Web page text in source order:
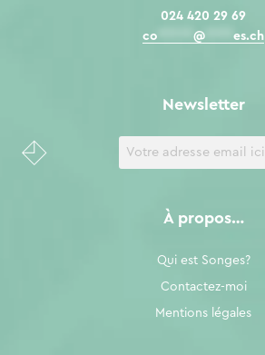
024 420 29 69
co
@ es.ch
À propos…
Qui est Songes?
Contactez-moi
Mentions légales
Newsletter